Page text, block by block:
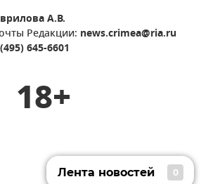
А.В.
Редакции: news.crimea@ria.ru
645-6601
18+
Лента новостей 0